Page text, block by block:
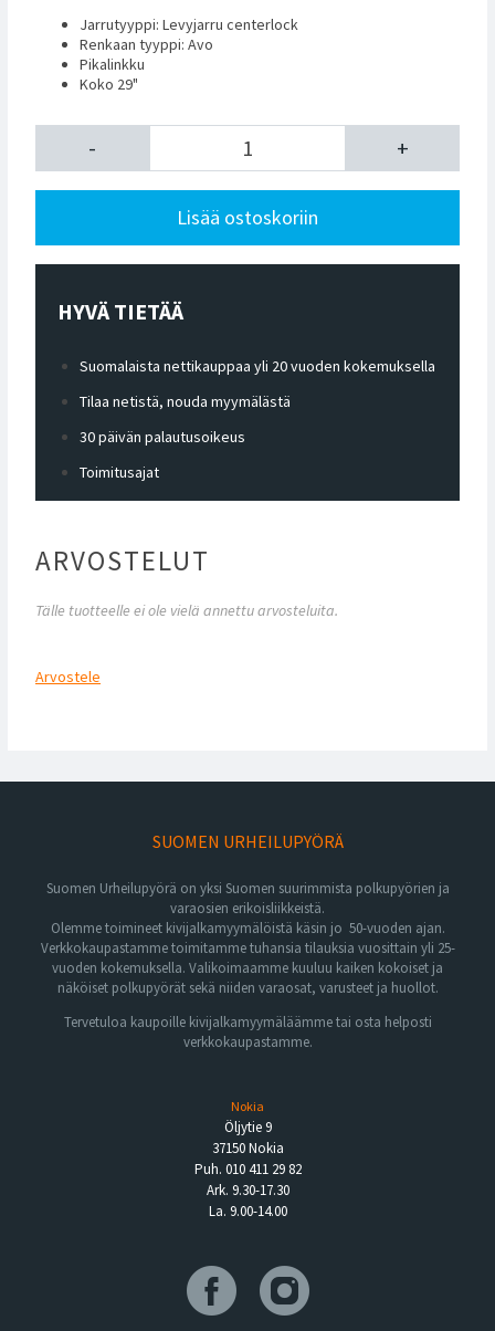
Jarrutyyppi: Levyjarru centerlock
Renkaan tyyppi: Avo
Pikalinkku
Koko 29"
- +
Lisää ostoskoriin
HYVÄ TIETÄÄ
Suomalaista nettikauppaa yli 20 vuoden kokemuksella
Tilaa netistä, nouda myymälästä
30 päivän palautusoikeus
Toimitusajat
ARVOSTELUT
Tälle tuotteelle ei ole vielä annettu arvosteluita.
Arvostele
SUOMEN URHEILUPYÖRÄ
Suomen Urheilupyörä on yksi Suomen suurimmista polkupyörien ja
varaosien erikoisliikkeistä.
Olemme toimineet kivijalkamyymälöistä käsin jo 50-vuoden ajan.
Verkkokaupastamme toimitamme tuhansia tilauksia vuosittain yli 25-
vuoden kokemuksella. Valikoimaamme kuuluu kaiken kokoiset ja
näköiset polkupyörät sekä niiden varaosat, varusteet ja huollot.
Tervetuloa kaupoille kivijalkamyymäläämme tai osta helposti
verkkokaupastamme.
Nokia
Öljytie 9
37150 Nokia
Puh. 010 411 29 82
Ark. 9.30-17.30
La. 9.00-14.00